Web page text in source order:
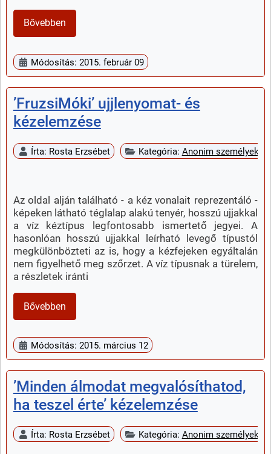
Bővebben
Módosítás: 2015. február 09
’FruzsiMóki’ ujjlenyomat- és
kézelemzése
Írta: Rosta Erzsébet Kategória: Anonim személyek
Az oldal alján található - a kéz vonalait reprezentáló -
képeken látható téglalap alakú tenyér, hosszú ujjakkal
a víz kéztípus legfontosabb ismertető jegyei. A
hasonlóan hosszú ujjakkal leírható levegő típustól
megkülönbözteti az is, hogy a kézfejeken egyáltalán
nem figyelhető meg szőrzet. A víz típusnak a türelem,
a részletek iránti
Bővebben
Módosítás: 2015. március 12
’Minden álmodat megvalósíthatod,
ha teszel érte’ kézelemzése
Írta: Rosta Erzsébet Kategória: Anonim személyek